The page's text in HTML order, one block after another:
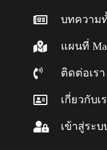
บทความ
แผนที่
ติดต่อเรา
เกี่ยวกับเ
เข้าสู่ระบ